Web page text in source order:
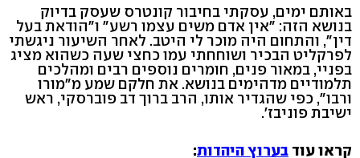
באותם ימים, עסקתי בחיבור קונטרס שעסק בדיוק
בנושא הזה: "אין אדם משים עצמו רשע" ו"הודאת בעל
דין", והתחום היה מוכר לי היטב. לאחר השיעור ניגשתי
לפרקליט הבכיר ושוחחתי עמו כחצי שעה כשהוא מציג
בפניי, במאור פנים, חומרים נוספים רבים ומהלכים
תלמודיים מדהימים בנושא. את חלקם שמע מ"מורו
ורבו", כפי שהגדיר אותו, הרב ברוך דב פוברסקי, ראש
ישיבת פוניבז'.
קראו עוד בערוץ היהדות: